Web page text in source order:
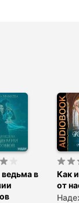
в
Как
от